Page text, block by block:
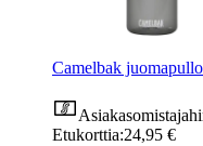
Camelbak
Etukorttia:24,95 €